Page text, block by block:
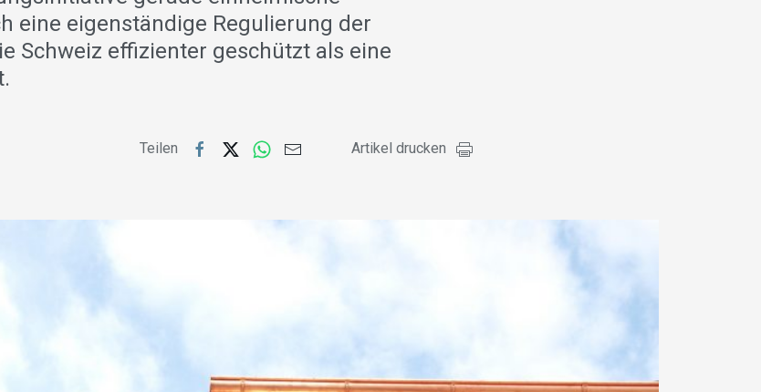
eine eigenständige Regulierung der
Schweiz effizienter geschützt als eine
Teilen Artikel drucken